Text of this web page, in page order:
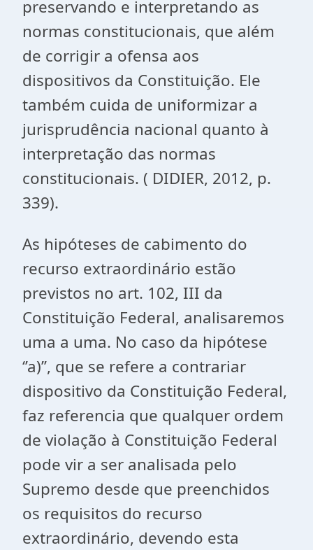
preservando e interpretando as
normas constitucionais, que além
de corrigir a ofensa aos
dispositivos da Constituição. Ele
também cuida de uniformizar a
jurisprudência nacional quanto à
interpretação das normas
constitucionais. ( DIDIER, 2012, p.
339).
As hipóteses de cabimento do
recurso extraordinário estão
previstos no art. 102, III da
Constituição Federal, analisaremos
uma a uma. No caso da hipótese
‘’a)’’, que se refere a contrariar
dispositivo da Constituição Federal,
faz referencia que qualquer ordem
de violação à Constituição Federal
pode vir a ser analisada pelo
Supremo desde que preenchidos
os requisitos do recurso
extraordinário, devendo esta